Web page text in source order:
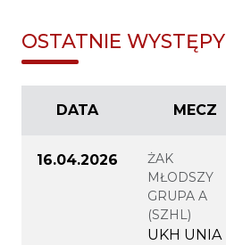
OSTATNIE WYSTĘPY
DATA MECZ
16.04.2026
ŻAK
MŁODSZY
GRUPA A
(SZHL)
UKH UNIA